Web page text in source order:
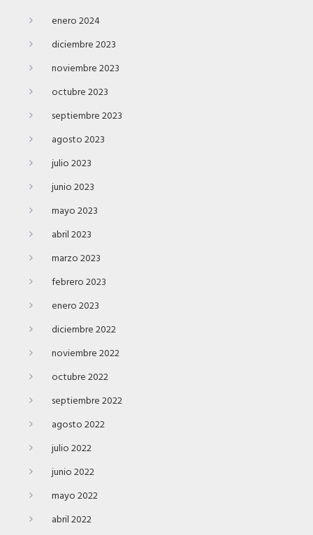
enero 2024
diciembre 2023
noviembre 2023
octubre 2023
septiembre 2023
agosto 2023
julio 2023
junio 2023
mayo 2023
abril 2023
marzo 2023
febrero 2023
enero 2023
diciembre 2022
noviembre 2022
octubre 2022
septiembre 2022
agosto 2022
julio 2022
junio 2022
mayo 2022
abril 2022